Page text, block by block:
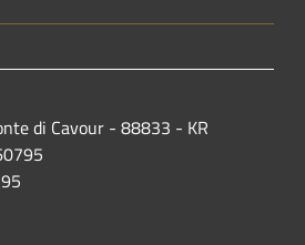
di Cavour - 88833 - KR